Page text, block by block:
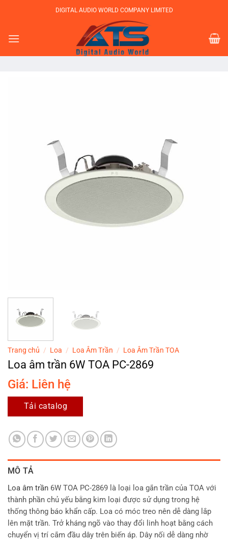
dung
DIGITAL AUDIO WORLD COMPANY LIMITED
Trang chủ / Loa / Loa Âm Trần / Loa Âm Trần TOA
Loa âm trần 6W TOA PC-2869
Giá: Liên hệ
Tải catalog
MÔ TẢ
Loa âm trần 6W TOA PC-2869 là loại loa gắn trần của TOA với
thành phần chủ yếu bằng kim loại được sử dụng trong hệ
thống thông báo khẩn cấp. Loa có móc treo nên dễ dàng lắp
lên mặt trần. Trở kháng ngõ vào thay đổi linh hoạt bằng cách
chuyển vị trí cắm đầu dây trên biến áp. Dây nối dễ dàng nhờ